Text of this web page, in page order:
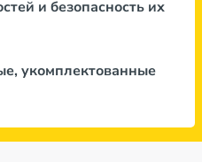
и безопасность их
укомплектованные